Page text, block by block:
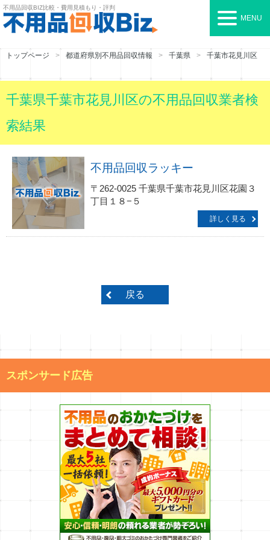
不用品回収BIZ比較・費用見積もり・評判
MENU
トップページ 都道府県別不用品回収情報 千葉県 千葉市花見川区
千葉県千葉市花見川区の不用品回収業者検
索結果
不用品回収ラッキー
〒262-0025 千葉県千葉市花見川区花園３
丁目１８−５
詳しく見る
戻る
スポンサード広告